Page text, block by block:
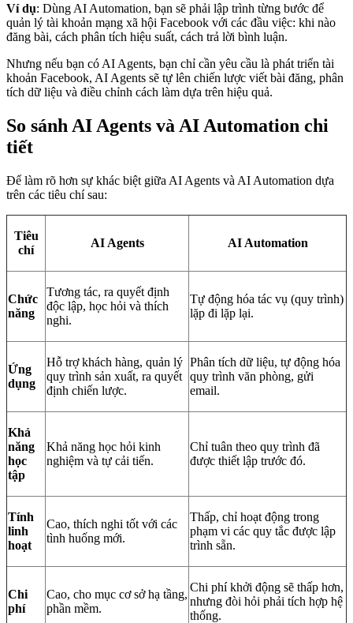
Ví dụ: Dùng AI Automation, bạn sẽ phải lập trình từng bước để
quản lý tài khoản mạng xã hội Facebook với các đầu việc: khi nào
đăng bài, cách phân tích hiệu suất, cách trả lời bình luận.
Nhưng nếu bạn có AI Agents, bạn chỉ cần yêu cầu là phát triển tài
khoản Facebook, AI Agents sẽ tự lên chiến lược viết bài đăng, phân
tích dữ liệu và điều chỉnh cách làm dựa trên hiệu quả.
So sánh AI Agents và AI Automation chi
tiết
Để làm rõ hơn sự khác biệt giữa AI Agents và AI Automation dựa
trên các tiêu chí sau:
Tiêu
chí
AI Agents AI Automation
Chức
năng
Tương tác, ra quyết định
độc lập, học hỏi và thích
nghi.
Tự động hóa tác vụ (quy trình)
lặp đi lặp lại.
Ứng
dụng
Hỗ trợ khách hàng, quản lý
quy trình sản xuất, ra quyết
định chiến lược.
Phân tích dữ liệu, tự động hóa
quy trình văn phòng, gửi
email.
Khả
năng
học
tập
Khả năng học hỏi kinh
nghiệm và tự cải tiến.
Chỉ tuân theo quy trình đã
được thiết lập trước đó.
Tính
linh
hoạt
Cao, thích nghi tốt với các
tình huống mới.
Thấp, chỉ hoạt động trong
phạm vi các quy tắc được lập
trình sẵn.
Chi
phí
Cao, cho mục cơ sở hạ tầng,
phần mềm.
Chi phí khởi động sẽ thấp hơn,
nhưng đòi hỏi phải tích hợp hệ
thống.